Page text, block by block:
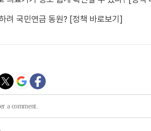
려 국민연금 동원? [정책 바로보기]